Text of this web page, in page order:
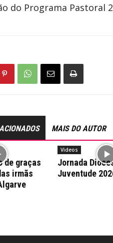
do Programa Pastoral
MAIS DO AUTOR
de graças
irmãs
Videos
Jornada
Juventude